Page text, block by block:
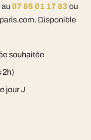
07 85 01 17 83 ou
Disponible
souhaitée
2h)
jour J